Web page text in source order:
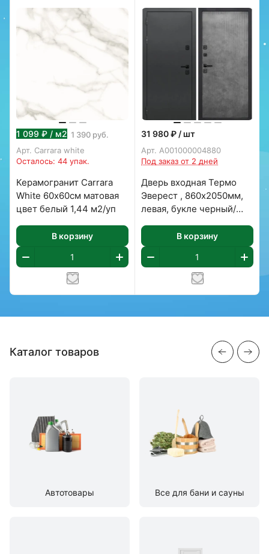
1 099 ₽ / м2 1 390 руб.
Арт. Carrara white
Осталось: 44 упак.
Керамогранит Carrara
White 60х60см матовая
цвет белый 1,44 м2/уп
В корзину
31 980 ₽ / шт
Арт. А001000004880
Под заказ от 2 дней
Дверь входная Термо
Эверест , 860х2050мм,
левая, букле черный/
В корзину
Каталог товаров
Автотовары Все для бани и сауны